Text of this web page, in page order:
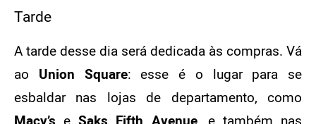
Tarde
A tarde desse dia será dedicada às compras. Vá
ao Union Square: esse é o lugar para se
esbaldar nas lojas de departamento, como
Macy’s eSaks Fifth Avenue, e também nas